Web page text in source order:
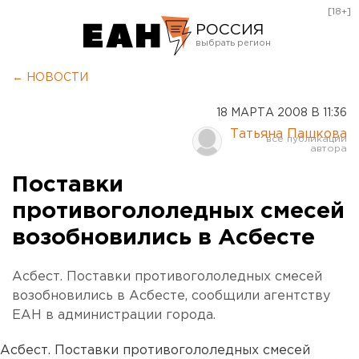
РОССИЯ
Курган
Оренбург
[18+]
← НОВОСТИ
18 МАРТА 2008 В 11:36
Татьяна Пашкова
Поставки
противогололедных смесей
возобновились в Асбесте
Асбест. Поставки противогололедных смесей
возобновились в Асбесте, сообщили агентству
ЕАН в администрации города.
Асбест. Поставки противогололедных смесей